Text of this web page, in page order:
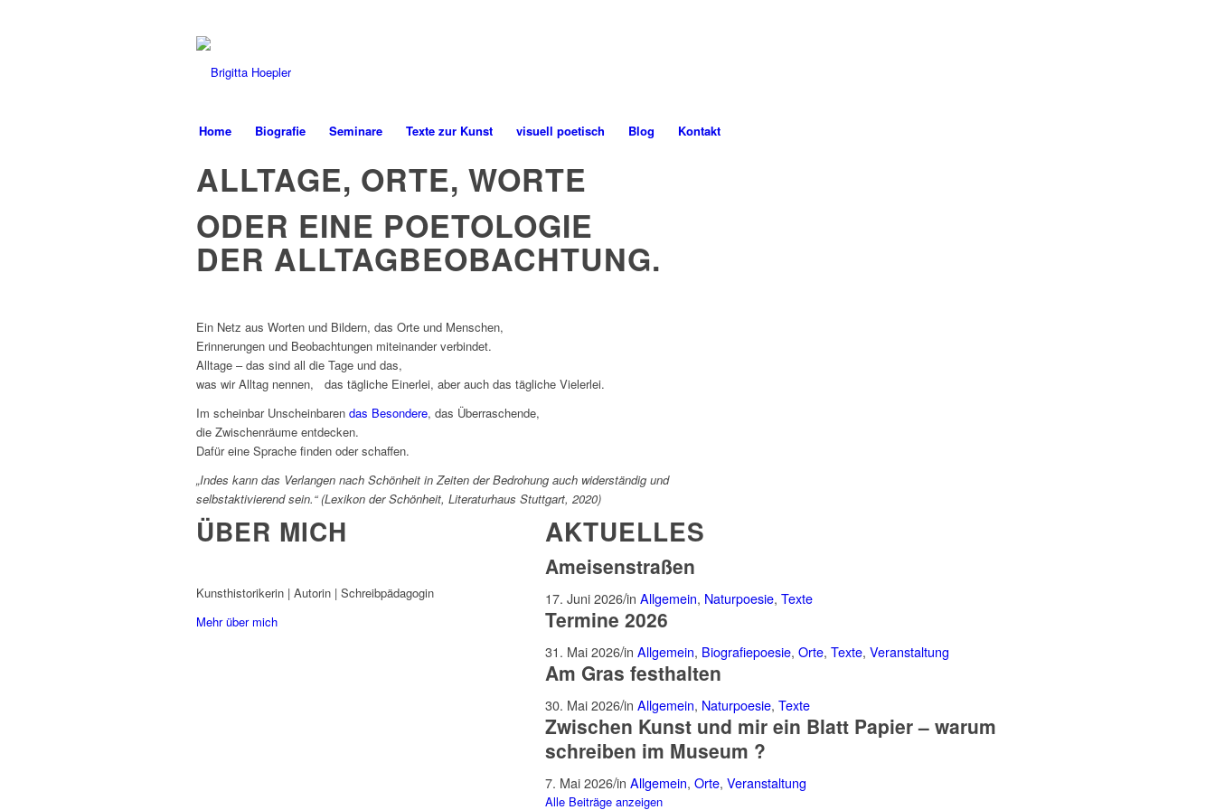
Home Biografie Seminare Texte zur Kunst visuell poetisch Blog Kontakt
ALLTAGE, ORTE, WORTE
ODER EINE POETOLOGIE
DER ALLTAGBEOBACHTUNG.
Ein Netz aus Worten und Bildern, das Orte und Menschen,
Erinnerungen und Beobachtungen miteinander verbindet.
Alltage – das sind all die Tage und das,
was wir Alltag nennen, das tägliche Einerlei, aber auch das tägliche Vielerlei.
Im scheinbar Unscheinbaren das Besondere, das Überraschende,
die Zwischenräume entdecken.
Dafür eine Sprache finden oder schaffen.
„Indes kann das Verlangen nach Schönheit in Zeiten der Bedrohung auch widerständig und
selbstaktivierend sein.“ (Lexikon der Schönheit, Literaturhaus Stuttgart, 2020)
ÜBER MICH
Kunsthistorikerin | Autorin | Schreibpädagogin
Mehr über mich
AKTUELLES
Ameisenstraßen
17. Juni 2026/in Allgemein, Naturpoesie, Texte
Termine 2026
31. Mai 2026/in Allgemein, Biografiepoesie, Orte, Texte, Veranstaltung
Am Gras festhalten
30. Mai 2026/in Allgemein, Naturpoesie, Texte
Zwischen Kunst und mir ein Blatt Papier – warum
schreiben im Museum ?
7. Mai 2026/in Allgemein, Orte, Veranstaltung
Alle Beiträge anzeigen